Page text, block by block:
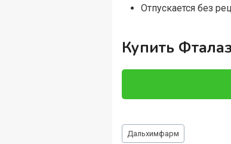
Отпускается без
Купить
Метки
записи:
Дальхимфарм